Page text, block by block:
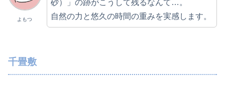
よもつ
砂）」の跡がこうして残るなんて…。
自然の力と悠久の時間の重みを実感します。
千畳敷